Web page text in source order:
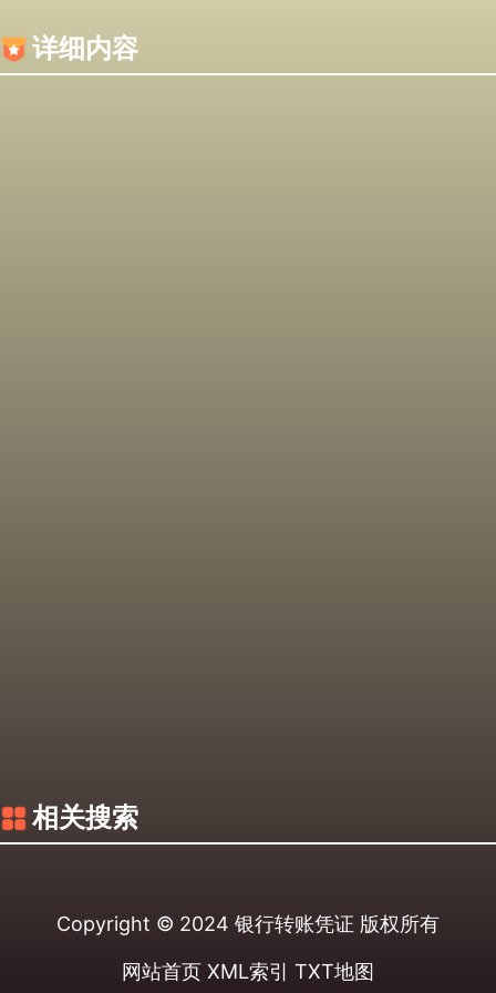
详细内容
相关搜索
Copyright © 2024 银行转账凭证 版权所有
网站首页 XML索引 TXT地图